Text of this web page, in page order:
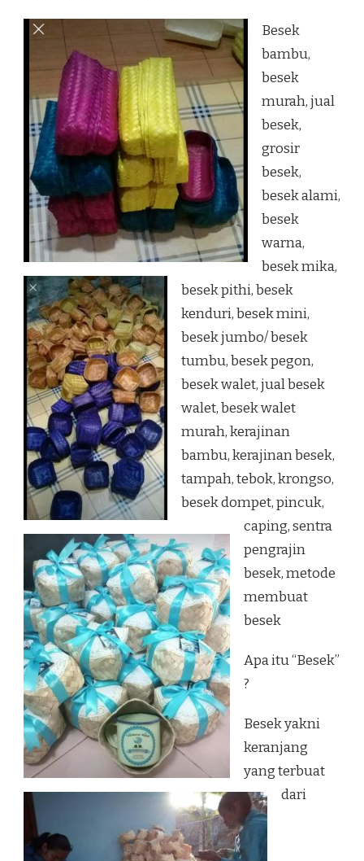
Besek
bambu,
besek
murah, jual
besek,
grosir
besek,
besek alami,
besek
warna,
besek mika,
besek pithi, besek
kenduri, besek mini,
besek jumbo/ besek
tumbu, besek pegon,
besek walet, jual besek
walet, besek walet
murah, kerajinan
bambu, kerajinan besek,
tampah, tebok, krongso,
besek dompet, pincuk,
caping, sentra
pengrajin
besek, metode
membuat
besek
Apa itu “Besek”
?
Besek yakni
keranjang
yang terbuat
dari